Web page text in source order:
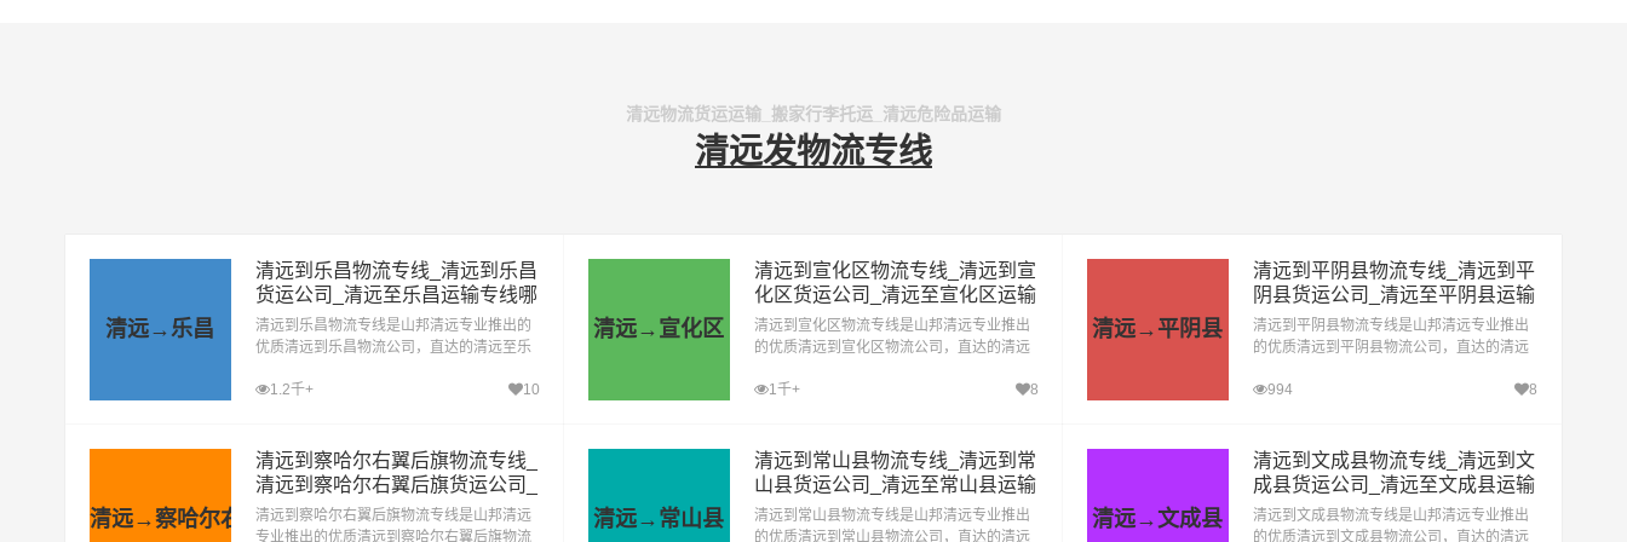
清远物流货运运输_搬家行李托运_清远危险品运输
清远发物流专线
清远→乐昌
清远到乐昌物流专线_清远到乐昌
货运公司_清远至乐昌运输专线哪
家好
清远到乐昌物流专线是山邦清远专业推出的
优质清远到乐昌物流公司，直达的清远至乐
乐昌货运公司已成为山邦清远的优质物流品
1.2千+ 10
清远→宣化区
清远到宣化区物流专线_清远到宣
化区货运公司_清远至宣化区运输
专线哪家好
清远到宣化区物流专线是山邦清远专业推出
的优质清远到宣化区物流公司，直达的清远
清远到宣化区货运公司已成为山邦清远的优
1千+ 8
清远→平阴县
清远到平阴县物流专线_清远到平
阴县货运公司_清远至平阴县运输
专线哪家好
清远到平阴县物流专线是山邦清远专业推出
的优质清远到平阴县物流公司，直达的清远
清远到平阴县货运公司已成为山邦清远的优
994 8
清远→察哈尔右翼后旗
清远到察哈尔右翼后旗物流专线_
清远到察哈尔右翼后旗货运公司_
清远至察哈尔右翼后旗运输专线
哪家好
清远到察哈尔右翼后旗物流专线是山邦清远
专业推出的优质清远到察哈尔右翼后旗物流
清远→常山县
清远到常山县物流专线_清远到常
山县货运公司_清远至常山县运输
专线哪家好
清远到常山县物流专线是山邦清远专业推出
的优质清远到常山县物流公司，直达的清远
清远→文成县
清远到文成县物流专线_清远到文
成县货运公司_清远至文成县运输
专线哪家好
清远到文成县物流专线是山邦清远专业推出
的优质清远到文成县物流公司，直达的清远